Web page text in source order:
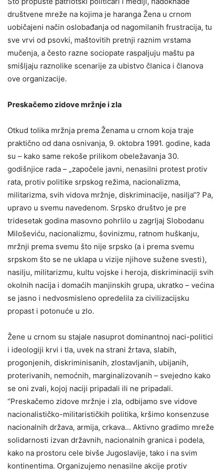
društvene mreže na kojima je haranga Žena u crnom
uobičajeni način oslobađanja od nagomilanih frustracija, tu
sve vrvi od psovki, maštovitih pretnji raznim vrstama
mučenja, a često razne sociopate raspaljuju maštu pa
smišljaju raznolike scenarije za ubistvo članica i članova
ove organizacije.
Preskačemo zidove mržnje i zla
Otkud tolika mržnja prema Ženama u crnom koja traje
praktično od dana osnivanja, 9. oktobra 1991. godine, kada
su – kako same rekoše prilikom obeležavanja 30.
godišnjice rada – „započele javni, nenasilni protest protiv
rata, protiv politike srpskog režima, nacionalizma,
militarizma, svih vidova mržnje, diskriminacije, nasilja“? Pa,
upravo u svemu navedenom. Srpsko društvo je pre
tridesetak godina masovno pohrlilo u zagrljaj Slobodanu
Miloševiću, nacionalizmu, šovinizmu, ratnom huškanju,
mržnji prema svemu što nije srpsko (a i prema svemu
srpskom što se ne uklapa u vizije njihove sužene svesti),
nasilju, militarizmu, kultu vojske i heroja, diskriminaciji svih
okolnih nacija i domaćih manjinskih grupa, ukratko – većina
se jasno i nedvosmisleno opredelila za civilizacijsku
propast i potonuće u zlo.
Žene u crnom su stajale nasuprot dominantnoj naci-politici
i ideologiji krvi i tla, uvek na strani žrtava, slabih,
progonjenih, diskriminisanih, zlostavljanih, ubijanih,
proterivanih, nemoćnih, marginalizovanih – svejedno kako
se oni zvali, kojoj naciji pripadali ili ne pripadali.
“Preskačemo zidove mržnje i zla, odbijamo sve vidove
nacionalističko-militarističkih politika, kršimo konsenzuse
nacionalnih država, armija, crkava… Aktivno gradimo mreže
solidarnosti izvan državnih, nacionalnih granica i podela,
kako na prostoru cele bivše Jugoslavije, tako i na svim
kontinentima. Organizujemo nenasilne akcije protiv